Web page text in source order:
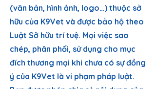
(văn bản, hình ảnh, logo…) thuộc sở
hữu của K9Vet và được bảo hộ theo
Luật Sở hữu trí tuệ. Mọi việc sao
chép, phân phối, sử dụng cho mục
đích thương mại khi chưa có sự đồng
ý của K9Vet là vi phạm pháp luật.